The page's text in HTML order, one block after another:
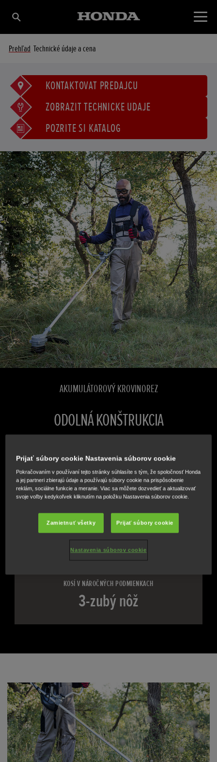
Prehľad Technické údaje a cena
KONTAKTOVAŤ PREDAJCU
ZOBRAZIŤ TECHNICKÉ ÚDAJE
POZRITE SI KATALÓG
AKUMULÁTOROVÝ KROVINOREZ
ODOLNÁ KONŠTRUKCIA
najlepších akumulátorových krovinorezov Honda. Táto
nová generácia akumulátorového krovinorezu sa môže
pochváliť inovatívnou technológiou batérie a
nekompromisným kosiacim výkonom kdekoľvek.
4Ah/6Ah/9Ah
KOSÍ V NÁROČNÝCH PODMIENKACH
3-zubý nôž
Prijať súbory cookie Nastavenia súborov cookie
Pokračovaním v používaní tejto stránky súhlasíte s tým, že spoločnosť Honda
a jej partneri zbierajú údaje a používajú súbory cookie na prispôsobenie
reklám, sociálne funkcie a meranie. Viac sa môžete dozvedieť a aktualizovať
svoje voľby kedykoľvek kliknutím na položku Nastavenia súborov cookie.
Zamietnuť všetky Prijať súbory cookie
Nastavenia súborov cookie